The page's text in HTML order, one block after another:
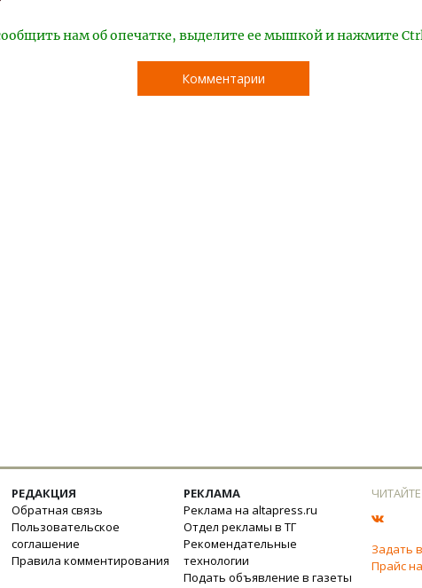
нам об опечатке, выделите ее мышкой и нажмите
Комментарии
РЕДАКЦИЯ
Обратная связь
Пользовательское
соглашение
Правила комментирования
РЕКЛАМА
Реклама на altapress.ru
Отдел рекламы в ТГ
Рекомендательные
технологии
Подать объявление в газеты
Задать
Прайс